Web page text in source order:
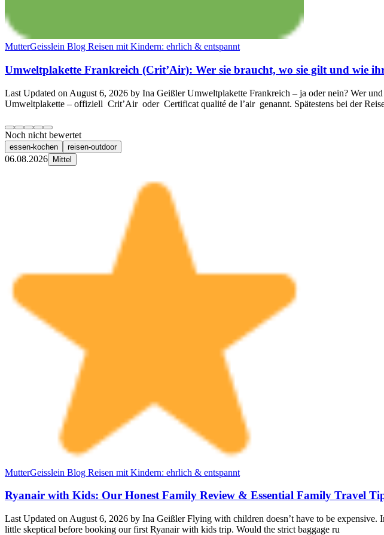
MutterGeisslein Blog Reisen mit Kindern: ehrlich & entspannt
Umweltplakette Frankreich (Crit’Air): Wer sie braucht, wo sie gilt und wie
Last Updated on August 6, 2026 by Ina Geißler Umweltplakette Frankreich – ja oder nein? Wer
Umweltplakette – offiziell Crit’Air oder Certificat qualité de l’air genannt. Spätestens bei der
Noch nicht bewertet
essen-kochen reisen-outdoor
06.08.2026 Mittel
MutterGeisslein Blog Reisen mit Kindern: ehrlich & entspannt
Ryanair with Kids: Our Honest Family Review & Essential Family Travel
Last Updated on August 6, 2026 by Ina Geißler Flying with children doesn’t have to be
little skeptical before booking our first Ryanair with kids trip. Would the strict baggage ru